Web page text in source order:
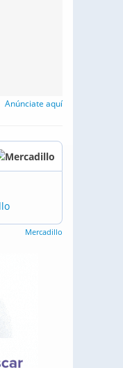
Anúnciate aquí
Mercadillo